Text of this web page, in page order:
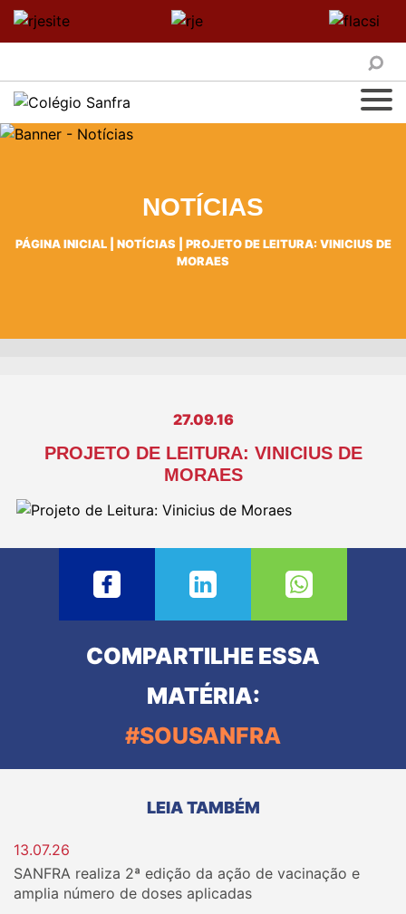
NOTÍCIAS
PÁGINA INICIAL| NOTÍCIAS
PROJETO DE LEITURA: VINICIUS DE
MORAES
27.09.16
PROJETO DE LEITURA: VINICIUS DE
MORAES
COMPARTILHE ESSA
MATÉRIA:
#SOUSANFRA
LEIA TAMBÉM
13.07.26
SANFRA realiza 2ª edição da ação de vacinação e
amplia número de doses aplicadas